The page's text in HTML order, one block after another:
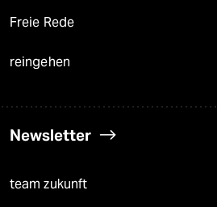
Freie Rede
reingehen
Newsletter
team zukunft